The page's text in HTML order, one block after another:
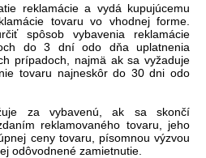
reklamácie a vydá kupujúcemu
tovaru vo vhodnej forme.
spôsob vybavenia reklamácie
do 3 dní odo dňa uplatnenia
prípadoch, najmä ak sa vyžaduje
tovaru najneskôr do 30 dni odo
za vybavenú, ak sa skončí
reklamovaného tovaru, jeho
ceny tovaru, písomnou výzvou
odôvodnené zamietnutie.